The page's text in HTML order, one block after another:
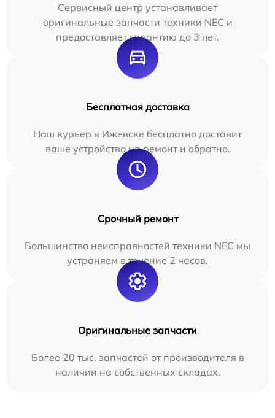
Сервисный центр устанавливает
оригинальные запчасти техники NEC и
предоставляет гарантию до 3 лет.
Бесплатная доставка
Наш курьер в Ижевске бесплатно доставит
ваше устройство на ремонт и обратно.
Срочный ремонт
Большинство неисправностей техники NEC мы
устраняем в течение 2 часов.
Оригинальные запчасти
Более 20 тыс. запчастей от производителя в
наличии на собственных складах.